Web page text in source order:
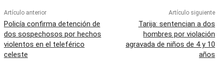
Artículo anterior
Policía confirma detención de
dos sospechosos por hechos
violentos en el teleférico
celeste
Artículo siguiente
Tarija: sentencian a dos
hombres por violación
agravada de niños de 4 y 10
años